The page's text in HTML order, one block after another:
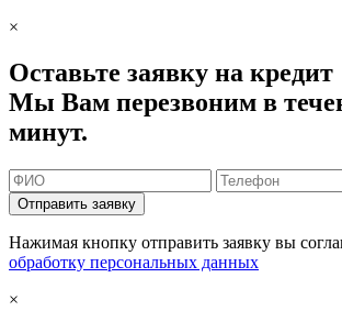
×
Оставьте заявку на кредит
Мы Вам перезвоним в
минут.
Отправить заявку
Нажимая кнопку отправить заявку вы
обработку персональных данных
×